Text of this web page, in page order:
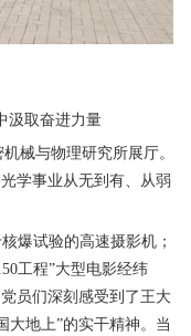
汲取奋进力量
械与物理研究所展厅。
学事业从无到有、从弱
爆试验的高速摄影机；
工程”大型电影经纬
员们深刻感受到了王大
大地上”的实干精神。当